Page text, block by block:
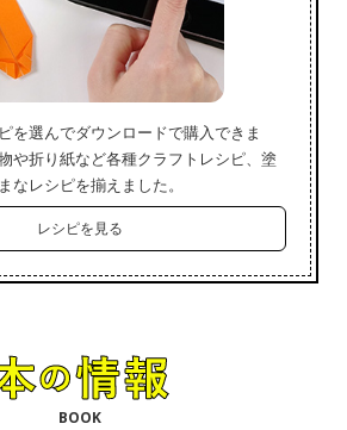
を選んでダウンロードで購入できま
や折り紙など各種クラフトレシピ、塗
なレシピを揃えました。
レシピを見る
BOOK